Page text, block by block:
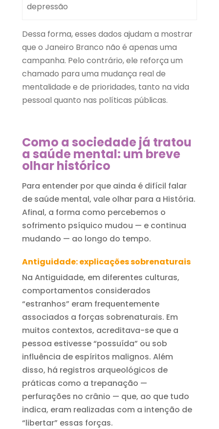
depressão
Dessa forma, esses dados ajudam a mostrar
que o Janeiro Branco não é apenas uma
campanha. Pelo contrário, ele reforça um
chamado para uma mudança real de
mentalidade e de prioridades, tanto na vida
pessoal quanto nas políticas públicas.
Como a sociedade já tratou
a saúde mental: um breve
olhar histórico
Para entender por que ainda é difícil falar
de saúde mental, vale olhar para a História.
Afinal, a forma como percebemos o
sofrimento psíquico mudou — e continua
mudando — ao longo do tempo.
Antiguidade: explicações sobrenaturais
Na Antiguidade, em diferentes culturas,
comportamentos considerados
“estranhos” eram frequentemente
associados a forças sobrenaturais. Em
muitos contextos, acreditava-se que a
pessoa estivesse “possuída” ou sob
influência de espíritos malignos. Além
disso, há registros arqueológicos de
práticas como a trepanação —
perfurações no crânio — que, ao que tudo
indica, eram realizadas com a intenção de
“libertar” essas forças.